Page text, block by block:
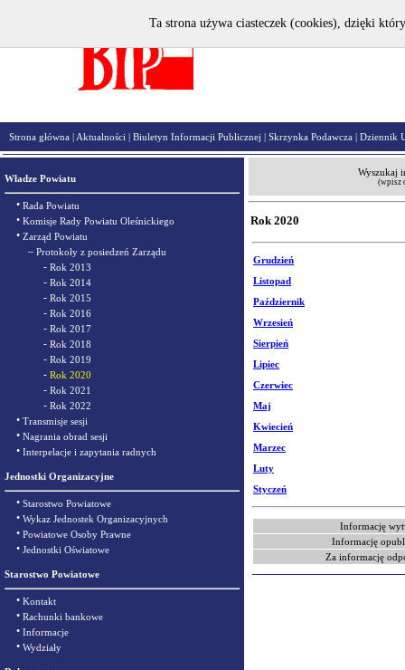
Strona główna | Aktualności | Biuletyn Informacji Publicznej | Skrzynka Podawcza | Dziennik
Władze Powiatu
• Rada Powiatu
• Komisje Rady Powiatu Oleśnickiego
• Zarząd Powiatu
– Protokoły z posiedzeń Zarządu
- Rok 2013
- Rok 2014
- Rok 2015
- Rok 2016
- Rok 2017
- Rok 2018
- Rok 2019
- Rok 2020
- Rok 2021
- Rok 2022
• Transmisje sesji
• Nagrania obrad sesji
• Interpelacje i zapytania radnych
Jednostki Organizacyjne
• Starostwo Powiatowe
• Wykaz Jednostek Organizacyjnych
• Powiatowe Osoby Prawne
• Jednostki Oświatowe
Starostwo Powiatowe
• Kontakt
• Rachunki bankowe
• Informacje
• Wydziały
Wyszukaj
(wpisz
Rok 2020
Grudzień
Listopad
Październik
Wrzesień
Sierpień
Lipiec
Czerwiec
Maj
Kwiecień
Marzec
Luty
Styczeń
Informację
Informację
Za informację
Ta strona używa ciasteczek (cookies), dzięki